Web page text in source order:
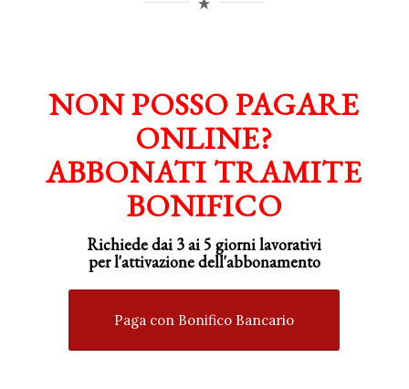
NON POSSO PAGARE
ONLINE?
ABBONATI TRAMITE
BONIFICO
Richiede dai 3 ai 5 giorni lavorativi
perl'attivazionedell'abbonamento
Paga con Bonifico Bancario